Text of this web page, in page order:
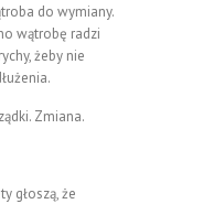
do wymiany.
wątrobę radzi
żeby nie
Zmiana.
głoszą, że